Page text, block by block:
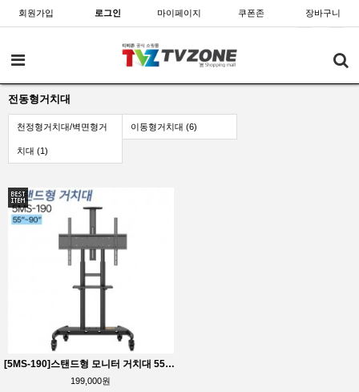
회원가입 로그인 마이페이지 쿠폰존 장바구니
전동형거치대
천정형거치대/벽면형거
치대 (1)
이동형거치대 (6)
[5MS-190]스탠드형 모니터 거치대 55~90인치 모든 TV 모니터 호환
199,000원